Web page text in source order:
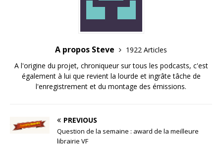
A propos Steve
1922 Articles
A l'origine du projet, chroniqueur sur tous les podcasts, c'est
également à lui que revient la lourde et ingrâte tâche de
l'enregistrement et du montage des émissions.
PREVIOUS
Question de la semaine : award de la meilleure
librairie VF